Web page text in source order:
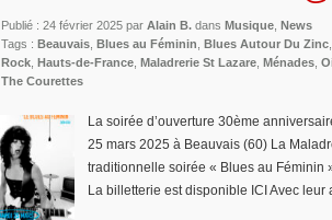
Publié : 24 février 2025 par Alain B. dans Musique News
Tags : Beauvais Blues au Féminin Blues Autour Du Zinc
Rock Hauts-de-France Maladrerie St Lazare Ménades
The Courettes
La soirée d’ouverture 30ème
25 mars 2025 à Beauvais (60) La
traditionnelle soirée « Blues au Féminin
La billetterie est disponible ICI Avec